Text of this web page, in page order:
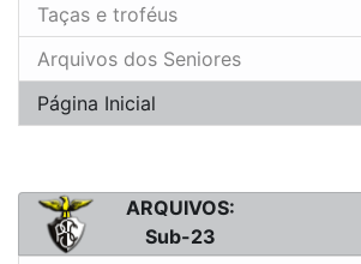
Taças e troféus
Arquivos dos Seniores
Página Inicial
ARQUIVOS:
Sub-23